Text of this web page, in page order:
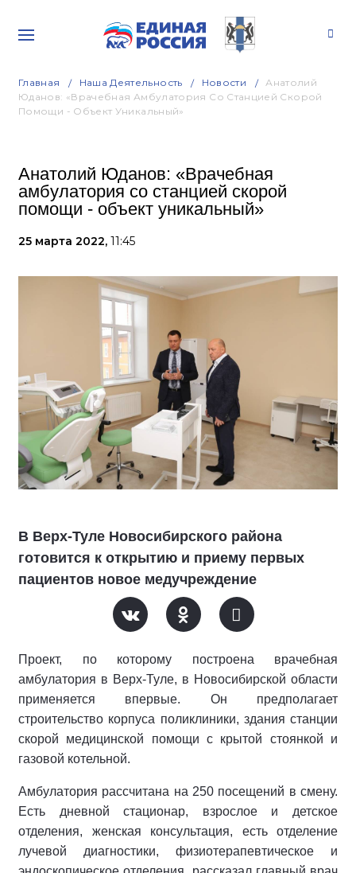
Главная Наша Деятельность Новости
Анатолий
Юданов: «Врачебная Амбулатория Со Станцией Скорой
Помощи - Объект Уникальный»
Анатолий Юданов: «Врачебная
амбулатория со станцией скорой
помощи - объект уникальный»
25 марта 2022, 11:45
В Верх-Туле Новосибирского района
готовится к открытию и приему первых
пациентов новое медучреждение
Проект, по которому построена врачебная
амбулатория в Верх-Туле, в Новосибирской области
применяется впервые. Он предполагает
строительство корпуса поликлиники, здания станции
скорой медицинской помощи с крытой стоянкой и
газовой котельной.
Амбулатория рассчитана на 250 посещений в смену.
Есть дневной стационар, взрослое и детское
отделения, женская консультация, есть отделение
лучевой диагностики, физиотерапевтическое и